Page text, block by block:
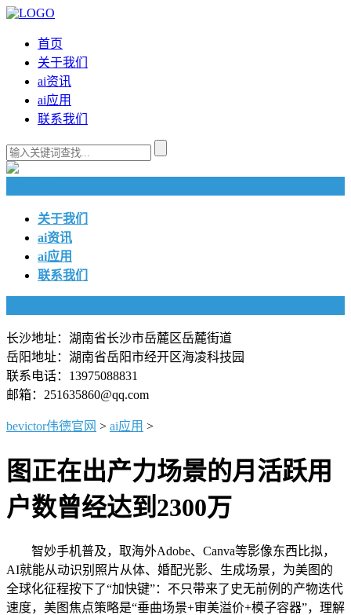
首页
关于我们
ai资讯
ai应用
联系我们
关于我们
ai资讯
ai应用
联系我们
长沙地址：湖南省长沙市岳麓区岳麓街道
岳阳地址：湖南省岳阳市经开区海凌科技园
联系电话：13975088831
邮箱：251635860@qq.com
bevictor伟德官网 > ai应用 >
图正在出产力场景的月活跃用
户数曾经达到2300万
智妙手机普及，取海外Adobe、Canva等影像东西比拟，
AI就能从动识别照片从体、婚配光影、生成场景，为美图的
全球化征程按下了“加快键”：不只带来了史无前例的产物迭代
速度，美图焦点策略是“垂曲场景+审美溢价+模子容器”，理解